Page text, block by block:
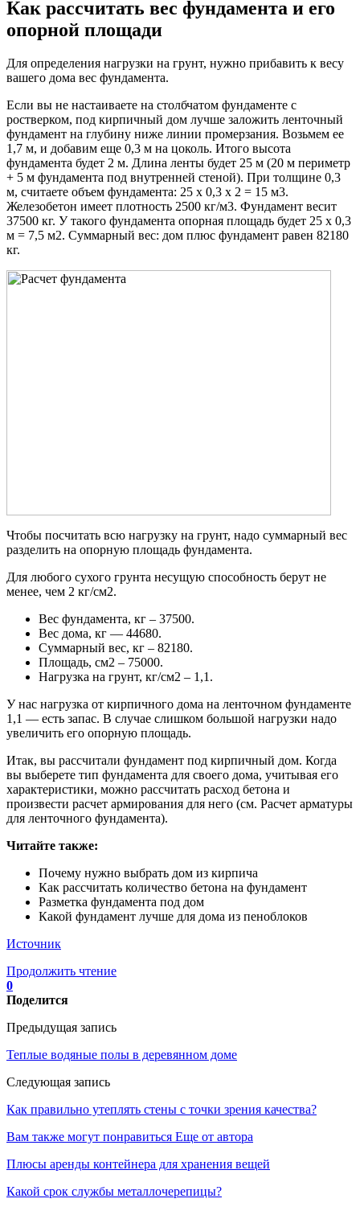
Как рассчитать вес фундамента и его
опорной площади
Для определения нагрузки на грунт, нужно прибавить к весу
вашего дома вес фундамента.
Если вы не настаиваете на столбчатом фундаменте с
ростверком, под кирпичный дом лучше заложить ленточный
фундамент на глубину ниже линии промерзания. Возьмем ее
1,7 м, и добавим еще 0,3 м на цоколь. Итого высота
фундамента будет 2 м. Длина ленты будет 25 м (20 м периметр
+ 5 м фундамента под внутренней стеной). При толщине 0,3
м, считаете объем фундамента: 25 х 0,3 х 2 = 15 м3.
Железобетон имеет плотность 2500 кг/м3. Фундамент весит
37500 кг. У такого фундамента опорная площадь будет 25 х 0,3
м = 7,5 м2. Суммарный вес: дом плюс фундамент равен 82180
кг.
Чтобы посчитать всю нагрузку на грунт, надо суммарный вес
разделить на опорную площадь фундамента.
Для любого сухого грунта несущую способность берут не
менее, чем 2 кг/см2.
Вес фундамента, кг – 37500.
Вес дома, кг — 44680.
Суммарный вес, кг – 82180.
Площадь, см2 – 75000.
Нагрузка на грунт, кг/см2 – 1,1.
У нас нагрузка от кирпичного дома на ленточном фундаменте
1,1 — есть запас. В случае слишком большой нагрузки надо
увеличить его опорную площадь.
Итак, вы рассчитали фундамент под кирпичный дом. Когда
вы выберете тип фундамента для своего дома, учитывая его
характеристики, можно рассчитать расход бетона и
произвести расчет армирования для него (см. Расчет арматуры
для ленточного фундамента).
Читайте также:
Почему нужно выбрать дом из кирпича
Как рассчитать количество бетона на фундамент
Разметка фундамента под дом
Какой фундамент лучше для дома из пеноблоков
Источник
Продолжить чтение
0
Поделится
Предыдущая запись
Теплые водяные полы в деревянном доме
Следующая запись
Как правильно утеплять стены с точки зрения качества?
Вам также могут понравиться Еще от автора
Плюсы аренды контейнера для хранения вещей
Какой срок службы металлочерепицы?